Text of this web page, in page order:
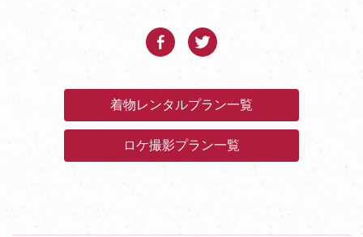
着物レンタルプラン一覧
ロケ撮影プラン一覧